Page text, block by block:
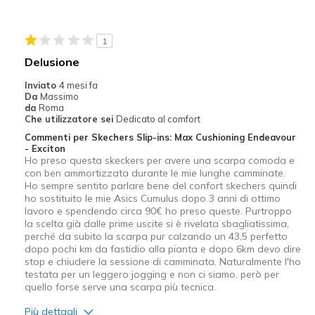
View On Shoes
Shoes are for Wearing
1
Delusione
Inviato 4 mesi fa
Da Massimo
da Roma
Che utilizzatore sei Dedicato al comfort
Commenti per Skechers Slip-ins: Max Cushioning Endeavour
- Exciton
Ho preso questa skeckers per avere una scarpa comoda e
con ben ammortizzata durante le mie lunghe camminate.
Ho sempre sentito parlare bene del confort skechers quindi
ho sostituito le mie Asics Cumulus dopo 3 anni di ottimo
lavoro e spendendo circa 90€ ho preso queste. Purtroppo
la scelta già dalle prime uscite si è rivelata sbagliatissima,
perché da subito la scarpa pur calzando un 43,5 perfetto
dopo pochi km da fastidio alla pianta e dopo 6km devo dire
stop e chiudere la sessione di camminata. Naturalmente l'ho
testata per un leggero jogging e non ci siamo, però per
quello forse serve una scarpa più tecnica.
Più dettagli